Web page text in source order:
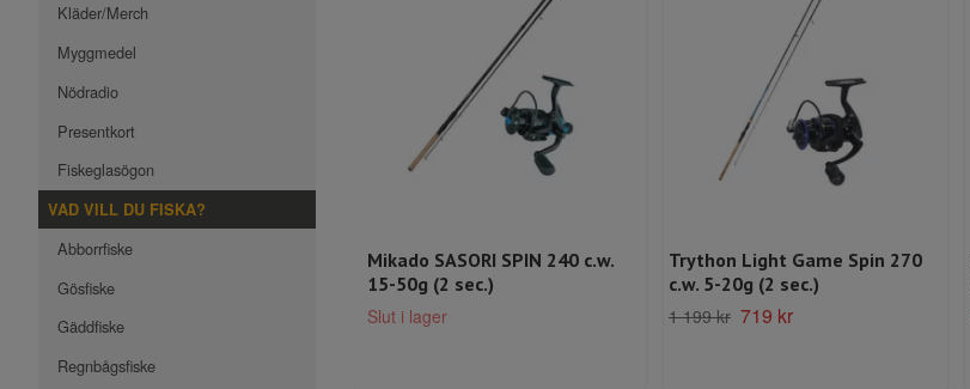
Kläder/Merch
Myggmedel
Nödradio
Presentkort
Fiskeglasögon
VAD VILL DU FISKA?
Abborrfiske
Gösfiske
Gäddfiske
Regnbågsfiske
Mikado SASORI SPIN 240 c.w.
15-50g (2 sec.)
Slut i lager
Trython Light Game Spin 270
c.w. 5-20g (2 sec.)
1 199 kr 719 kr